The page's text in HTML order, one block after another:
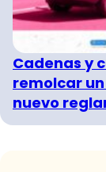
Cadenas y
remolcar
nuevo